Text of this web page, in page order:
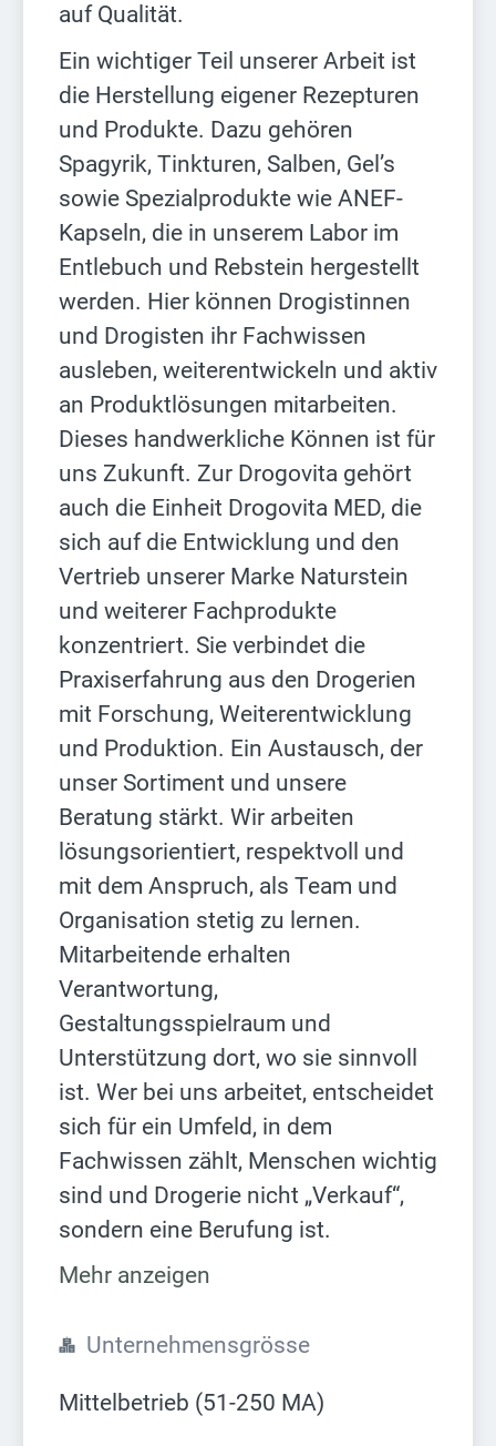
auf Qualität.
Ein wichtiger Teil unserer Arbeit ist
die Herstellung eigener Rezepturen
und Produkte. Dazu gehören
Spagyrik, Tinkturen, Salben, Gel’s
sowie Spezialprodukte wie ANEF-
Kapseln, die in unserem Labor im
Entlebuch und Rebstein hergestellt
werden. Hier können Drogistinnen
und Drogisten ihr Fachwissen
ausleben, weiterentwickeln und aktiv
an Produktlösungen mitarbeiten.
Dieses handwerkliche Können ist für
uns Zukunft. Zur Drogovita gehört
auch die Einheit Drogovita MED, die
sich auf die Entwicklung und den
Vertrieb unserer Marke Naturstein
und weiterer Fachprodukte
konzentriert. Sie verbindet die
Praxiserfahrung aus den Drogerien
mit Forschung, Weiterentwicklung
und Produktion. Ein Austausch, der
unser Sortiment und unsere
Beratung stärkt. Wir arbeiten
lösungsorientiert, respektvoll und
mit dem Anspruch, als Team und
Organisation stetig zu lernen.
Mitarbeitende erhalten
Verantwortung,
Gestaltungsspielraum und
Unterstützung dort, wo sie sinnvoll
ist. Wer bei uns arbeitet, entscheidet
sich für ein Umfeld, in dem
Fachwissen zählt, Menschen wichtig
sind und Drogerie nicht „Verkauf“,
sondern eine Berufung ist.
Mehr anzeigen
Unternehmensgrösse
Mittelbetrieb (51-250 MA)